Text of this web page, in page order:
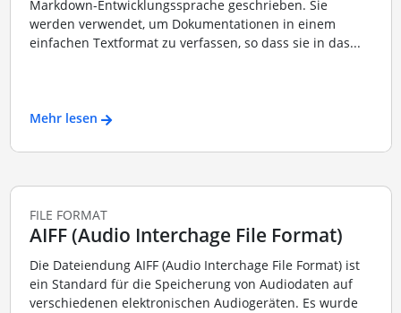
Markdown-Entwicklungssprache geschrieben. Sie
werden verwendet, um Dokumentationen in einem
einfachen Textformat zu verfassen, so dass sie in das...
Mehr lesen
FILE FORMAT
AIFF (Audio Interchage File Format)
Die Dateiendung AIFF (Audio Interchage File Format) ist
ein Standard für die Speicherung von Audiodaten auf
verschiedenen elektronischen Audiogeräten. Es wurde